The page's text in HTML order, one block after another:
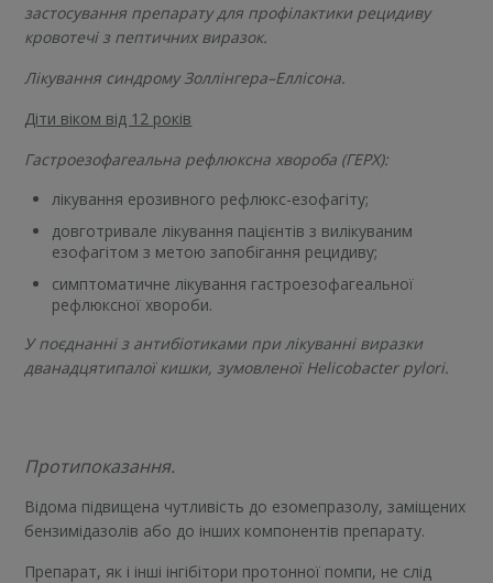
застосування препарату для профілактики рецидиву
кровотечі з пептичних виразок.
Лікування синдрому Золлінгера–Еллісона.
Діти віком від 12 років
Гастроезофагеальна рефлюксна хвороба (ГЕРХ):
лікування ерозивного рефлюкс-езофагіту;
довготривале лікування пацієнтів з вилікуваним
езофагітом з метою запобігання рецидиву;
симптоматичне лікування гастроезофагеальної
рефлюксної хвороби.
У поєднанні з антибіотиками при лікуванні виразки
дванадцятипалої кишки, зумовленої Helicobacter pylori.
Протипоказання.
Відома підвищена чутливість до езомепразолу, заміщених
бензимідазолів або до інших компонентів препарату.
Препарат, як і інші інгібітори протонної помпи, не слід